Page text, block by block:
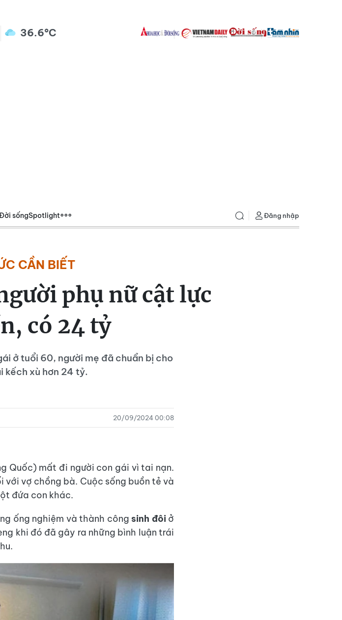
36.6°C
sốngSpotlight Đăng nhập
CẦN BIẾT
phụ nữ cật lực
có 24 tỷ
ở tuổi 60, người mẹ đã chuẩn bị cho
kếch xù hơn 24 tỷ.
20/09/2024 00:08
Quốc) mất đi người con gái vì tai nạn.
vợ chồng bà. Cuộc sống buồn tẻ và
đứa con khác.
ống nghiệm và thành công sinh đôiở
khi đó đã gây ra những bình luận trái